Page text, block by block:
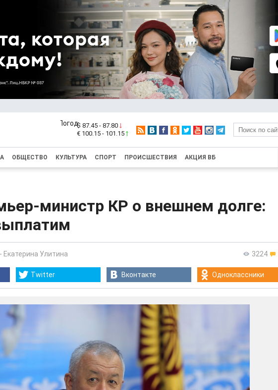
$ 87.45 - 87.80
€ 100.15 - 101.15
ОБЩЕСТВО КУЛЬТУРА СПОРТ ПРОИСШЕСТВИЯ АКЦИЯ ВБ
министр КР о внешнем долге:
3224
- Екатерина Улитина
Twitter Вконтакте Одноклассники